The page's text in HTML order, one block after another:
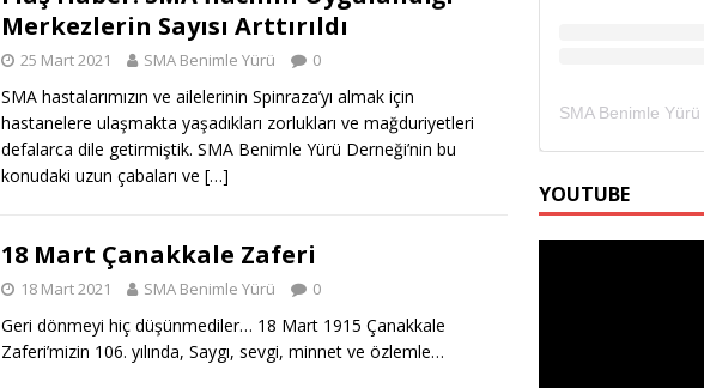
Merkezlerin Sayısı Arttırıldı
25 Mart 2021 SMA Benimle Yürü 0
SMA hastalarımızın ve ailelerinin Spinraza’yı almak için
hastanelere ulaşmakta yaşadıkları zorlukları ve mağduriyetleri
defalarca dile getirmiştik. SMA Benimle Yürü Derneği’nin bu
konudaki uzun çabaları ve […]
18 Mart Çanakkale Zaferi
18 Mart 2021 SMA Benimle Yürü 0
Geri dönmeyi hiç düşünmediler… 18 Mart 1915 Çanakkale
Zaferi’mizin 106. yılında, Saygı, sevgi, minnet ve özlemle…
YOUTUBE